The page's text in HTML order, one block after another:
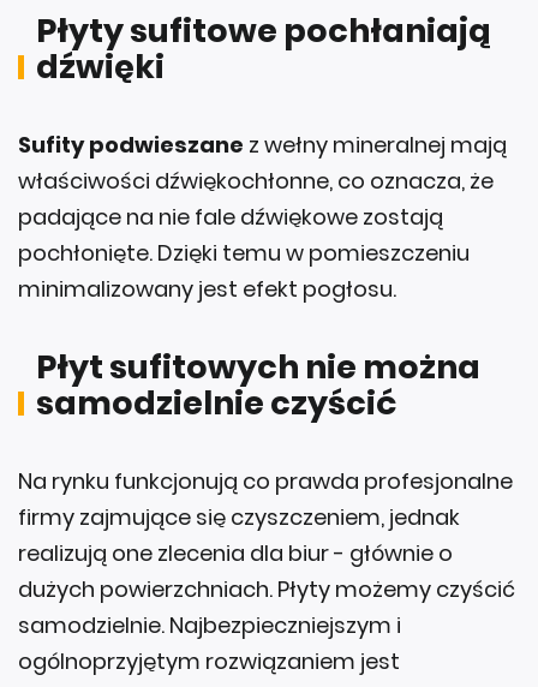
Płyty sufitowe pochłaniają
dźwięki
Sufity podwieszane z wełny mineralnej mają
właściwości dźwiękochłonne, co oznacza, że
padające na nie fale dźwiękowe zostają
pochłonięte. Dzięki temu w pomieszczeniu
minimalizowany jest efekt pogłosu.
Płyt sufitowych nie można
samodzielnie czyścić
Na rynku funkcjonują co prawda profesjonalne
firmy zajmujące się czyszczeniem, jednak
realizują one zlecenia dla biur - głównie o
dużych powierzchniach. Płyty możemy czyścić
samodzielnie. Najbezpieczniejszym i
ogólnoprzyjętym rozwiązaniem jest